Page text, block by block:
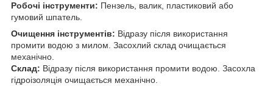
Робочі інструменти: Пензель, валик, пластиковий або
гумовий шпатель.
Очищення інструментів: Відразу після використання
промити водою з милом. Засохлий склад очищається
механічно.
Склад: Відразу після використання промити водою. Засохла
гідроізоляція очищається механічно.